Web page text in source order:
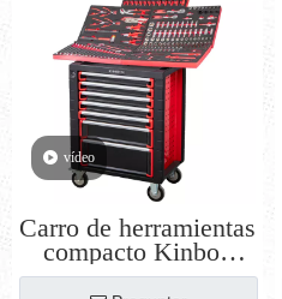
vídeo
Carro de herramientas
compacto Kinbox
para el hogar | Su